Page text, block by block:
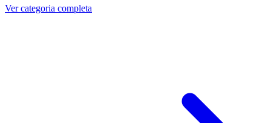
Ver categoria completa